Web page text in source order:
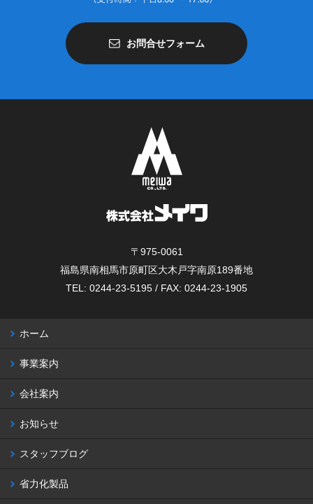
お問合せフォーム
〒975-0061
福島県南相馬市原町区大木戸字南原189番地
TEL: 0244-23-5195 / FAX: 0244-23-1905
ホーム
事業案内
会社案内
お知らせ
スタッフブログ
省力化製品